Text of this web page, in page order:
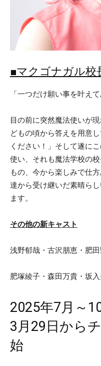
■マクゴナガル校
「一つだけ願い事を叶えて
目の前に突然魔法使いが
どもの頃から答えを用意
ください！」そして遂に
使い、それも魔法学校の
もの、今から楽しみで仕
達から受け継いだ素晴ら
ます。
その他の新キャスト
浅野郁哉・古沢朋恵・肥
肥塚綾子・森田万貴・坂
2025年7月～
3月29日から
始